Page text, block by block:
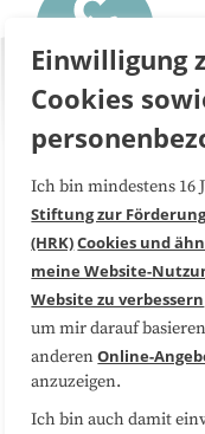
Über uns
Medienarbeit
Sitemap
Einwilligung
Cookies
Ich bin mindestens 16
Stiftung zur
(HRK)Cookies und
meine Website-
Website zu verbessern
um mir darauf
anderenOnline-
anzuzeigen.
Ich bin auch damit